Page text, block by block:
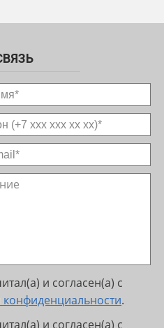
и согласен(а) с
.
и согласен(а) с